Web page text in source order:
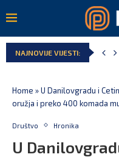
NAJNOVIJE VIJESTI:
Home »U Danilovgradu i
oružja i preko 400 komada
Društvo Hronika
U